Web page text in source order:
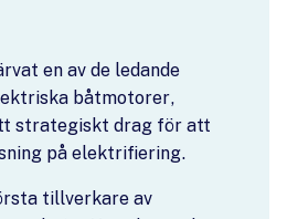
en av de ledande
båtmotorer,
strategiskt drag för att
på elektrifiering.
tillverkare av